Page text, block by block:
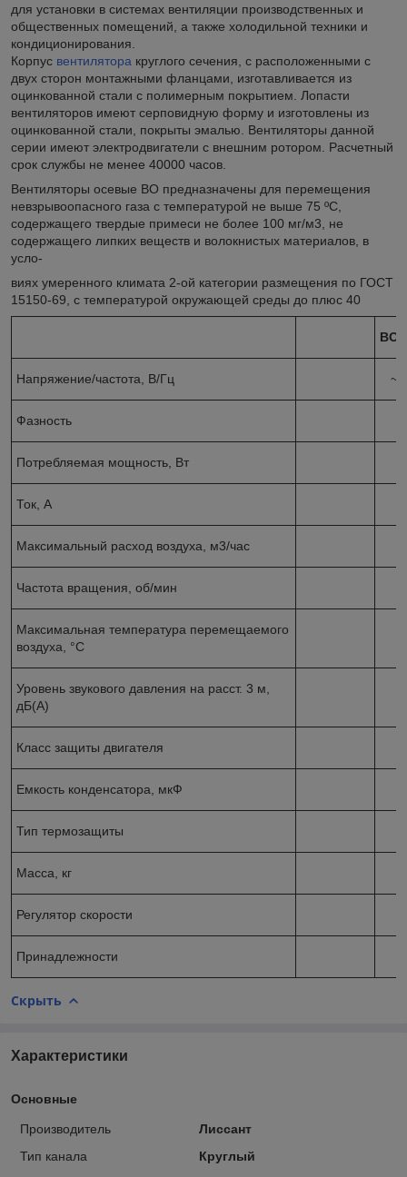
для установки в системах вентиляции производственных и
общественных помещений, а также холодильной техники и
кондиционирования.
Корпус вентилятора круглого сечения, с расположенными с
двух сторон монтажными фланцами, изготавливается из
оцинкованной стали с полимерным покрытием. Лопасти
вентиляторов имеют серповидную форму и изготовлены из
оцинкованной стали, покрыты эмалью. Вентиляторы данной
серии имеют электродвигатели с внешним ротором. Расчетный
срок службы не менее 40000 часов.
Вентиляторы осевые ВО предназначены для перемещения
невзрывоопасного газа с температурой не выше 75 ºС,
содержащего твердые примеси не более 100 мг/м3 , не
содержащего липких веществ и волокнистых материалов, в
усло-
виях умеренного климата 2-ой категории размещения по ГОСТ
15150-69, с температурой окружающей среды до плюс 40
ВО
Напряжение/частота, В/Гц
Фазность
Потребляемая мощность, Вт
Ток, А
Максимальный расход воздуха, м3/час
Частота вращения, об/мин
Максимальная температура перемещаемого
воздуха, °С
Уровень звукового давления на расст. 3 м,
дБ(А)
Класс защиты двигателя
Емкость конденсатора, мкФ
Тип термозащиты
Масса, кг
Регулятор скорости
Принадлежности
Скрыть
Характеристики
Основные
Производитель
Лиссант
Тип канала
Круглый